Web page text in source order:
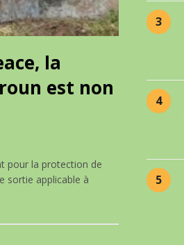
la
est non
pour la protection de
sortie applicable à
3
4
5